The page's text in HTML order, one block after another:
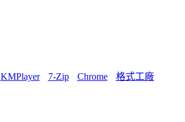
KMPlayer 7-Zip Chrome 格式工廠